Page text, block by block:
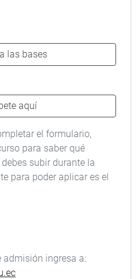
las bases
aquí
el formulario,
para saber qué
subir durante la
para poder aplicar es el
admisión ingresa a: